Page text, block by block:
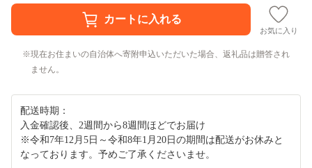
お気に入り
現在お住まいの自治体へ寄附申込いただいた場合、返礼品は贈答され
ません。
配送時期：
入金確認後、2週間から8週間ほどでお届け
※令和7年12月5日～令和8年1月20日の期間は配送がお休みと
なっております。予めご了承くださいませ。